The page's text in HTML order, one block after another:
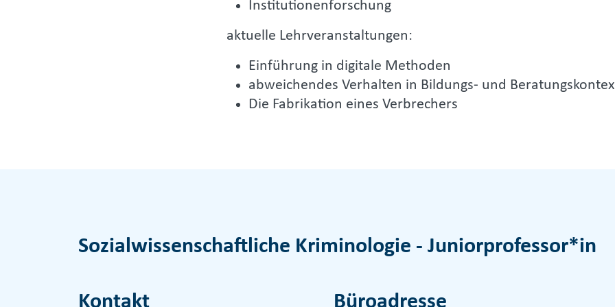
Institutionenforschung
aktuelle Lehrveranstaltungen:
Einführung in digitale Methoden
abweichendes Verhalten in Bildungs- und
Die Fabrikation eines Verbrechers
Sozialwissenschaftliche Kriminologie - Juniorprofessor*in
Kontakt Büroadresse